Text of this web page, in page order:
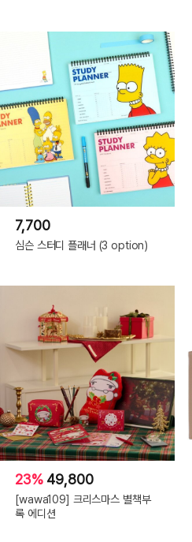
7,700
심슨 스터디 플래너 (3 option)
23% 49,800
[wawa109] 크리스마스 별책부
록 에디션